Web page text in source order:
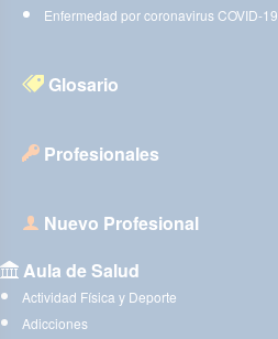
Enfermedad por coronavirus COVID-19
Glosario
Profesionales
Nuevo Profesional
Aula de Salud
Actividad Física y Deporte
Adicciones